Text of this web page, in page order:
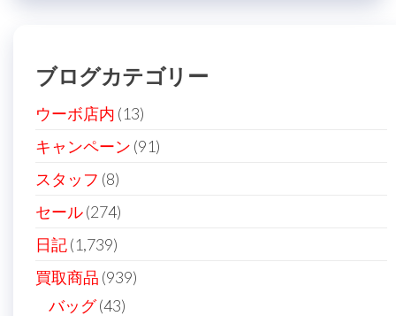
ブログカテゴリー
ウーボ店内 (13)
キャンペーン (91)
スタッフ (8)
セール(274)
日記(1,739)
買取商品 (939)
バッグ(43)